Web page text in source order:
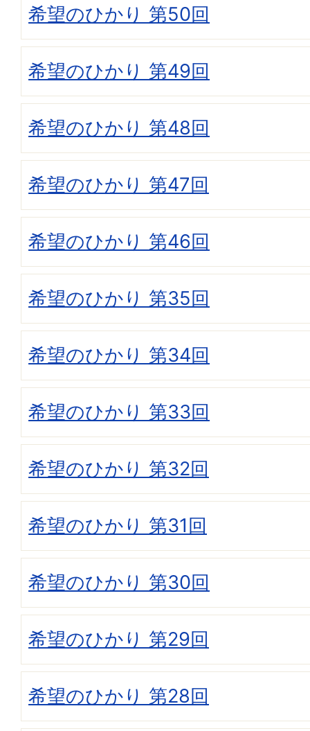
希望のひかり 第50回
希望のひかり 第49回
希望のひかり 第48回
希望のひかり 第47回
希望のひかり 第46回
希望のひかり 第35回
希望のひかり 第34回
希望のひかり 第33回
希望のひかり 第32回
希望のひかり 第31回
希望のひかり 第30回
希望のひかり 第29回
希望のひかり 第28回